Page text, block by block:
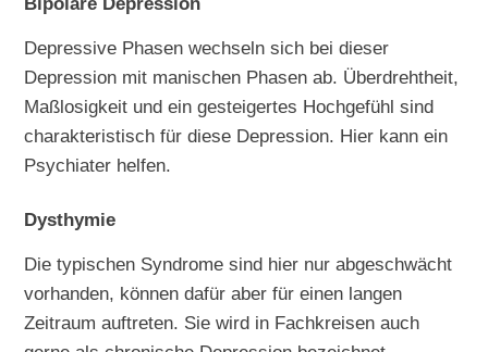
Depressive Phasen wechseln sich bei dieser
Depression mit manischen Phasen ab. Überdrehtheit,
Maßlosigkeit und ein gesteigertes Hochgefühl sind
charakteristisch für diese Depression. Hier kann ein
Psychiater helfen.
Dysthymie
Die typischen Syndrome sind hier nur abgeschwächt
vorhanden, können dafür aber für einen langen
Zeitraum auftreten. Sie wird in Fachkreisen auch